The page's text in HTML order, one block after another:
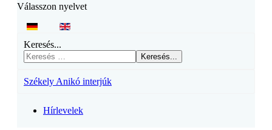
Válasszon nyelvet
Keresés...
Keresés...
Székely Anikó interjúk
Hírlevelek